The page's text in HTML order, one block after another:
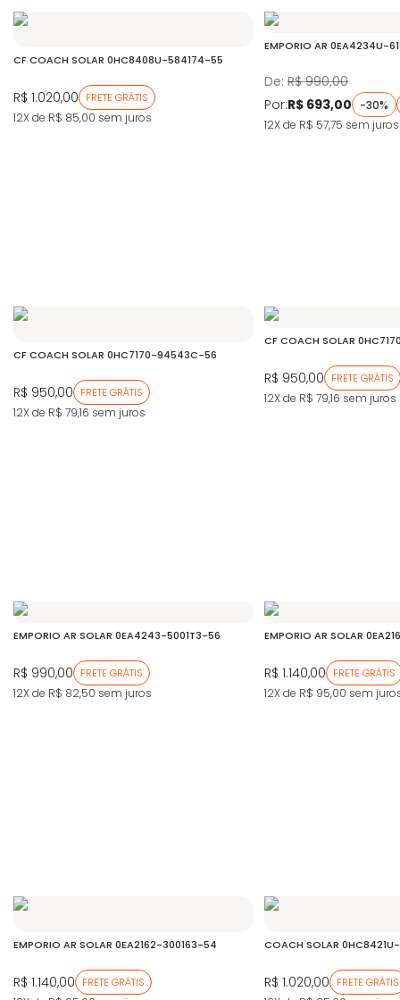
CF COACH SOLAR 0HC8408U-584174-55
R$ 1.020,00 FRETE GRÁTIS
12X de R$ 85,00 sem juros
EMPORIO AR 0EA4234U-
De: R$ 990,00
Por:R$ 693,00
-30%
12X de R$ 57,75 sem juros
CF COACH SOLAR 0HC7170-94543C-56
R$ 950,00 FRETE GRÁTIS
12X de R$ 79,16 sem juros
CF COACH SOLAR
R$ 950,00 FRETE GRÁTIS
12X de R$ 79,16 sem juros
EMPORIO AR SOLAR 0EA4243-5001T3-56
R$ 990,00 FRETE GRÁTIS
12X de R$ 82,50 sem juros
EMPORIO AR SOLAR
R$ 1.140,00 FRETE GRÁTIS
12X de R$ 95,00 sem
EMPORIO AR SOLAR 0EA2162-300163-54
R$ 1.140,00 FRETE GRÁTIS
COACH SOLAR
R$ 1.020,00 FRETE GRÁTIS